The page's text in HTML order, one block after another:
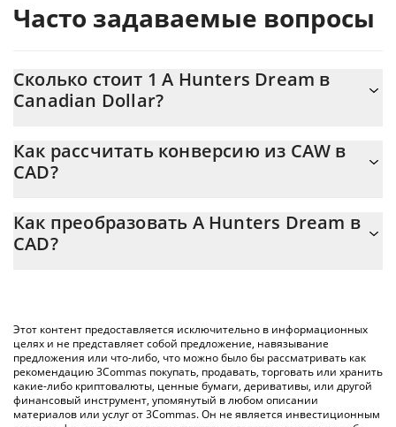
Часто задаваемые вопросы
Сколько стоит 1 A Hunters Dream в
Canadian Dollar?
На данный момент 1 A Hunters Dream равно 3.7083e-8
Как рассчитать конверсию из CAW в
CAD?
рассчитать цену конвертации CAW в CAD, просто введя
сумму A Hunters Dream в соответствующее поле, и
Вы также можете использовать приведенную выше таблицу
цен A Hunters Dream, чтобы проверить последние цены на A
Hunters Dream в основных фиатных и криптовалютах.
Как преобразовать A Hunters Dream в
CAD?
Этот контент предоставляется исключительно в информационных
целях и не представляет собой предложение, навязывание
предложения или что-либо, что можно было бы рассматривать как
рекомендацию 3Commas покупать, продавать, торговать или хранить
какие-либо криптовалюты, ценные бумаги, деривативы, или другой
финансовый инструмент, упомянутый в любом описании
материалов или услуг от 3Commas. Он не является инвестиционным